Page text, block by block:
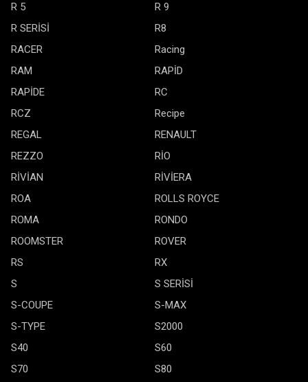
R 5
R 9
R SERİSİ
R8
RACER
Racing
RAM
RAPİD
RAPİDE
RC
RCZ
Recipe
REGAL
RENAULT
REZZO
RİO
RİVİAN
RİVİERA
ROA
ROLLS ROYCE
ROMA
RONDO
ROOMSTER
ROVER
RS
RX
S
S SERİSİ
S-COUPE
S-MAX
S-TYPE
S2000
S40
S60
S70
S80